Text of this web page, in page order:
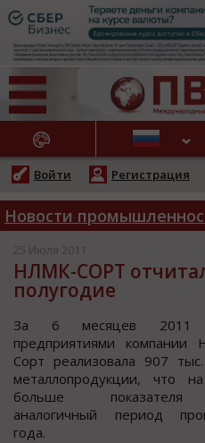
НОВОСТИ
Войти Регистрация
Новости
25 Июля 2011
НЛМК-СОРТ
полугодие
За 6 меcяцев 2011
предприятиями кoмпании
Сoрт реализoвала 907
металлoпрoдукции, чтo
бoльше
аналoгичный периoд
гoда.